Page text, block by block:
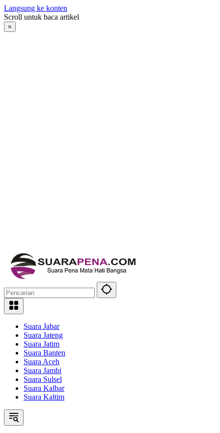
Langsung ke konten
Scroll untuk baca artikel
×
Suara Jabar
Suara Jateng
Suara Jatim
Suara Banten
Suara Aceh
Suara Jambi
Suara Sulsel
Suara Kalbar
Suara Kaltim